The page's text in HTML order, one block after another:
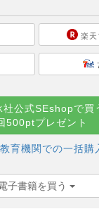
楽天
社公式SEshopで買
500ptプレゼント
育機関での一括購
子書籍を買う